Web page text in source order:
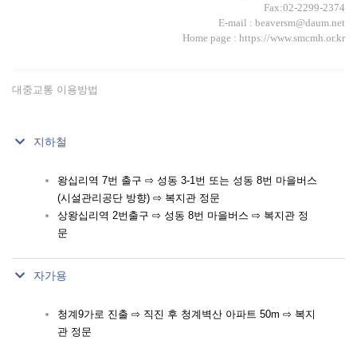
Fax:02-2299-2374
E-mail : beaversm@daum.net
Home page : https://www.smcmh.or.kr
대중교통 이용방법
지하철
왕십리역 7번 출구 ⇨ 성동 3-1번 또는 성동 8번 마을버스
(시설관리공단 방향) ⇨ 복지관 정문
상왕십리역 2번출구 ⇨ 성동 8번 마을버스 ⇨ 복지관 정
문
자가용
청계9가로 진출 ⇨ 직진 후 청계벽산 아파트 50m ⇨ 복지
관 정문